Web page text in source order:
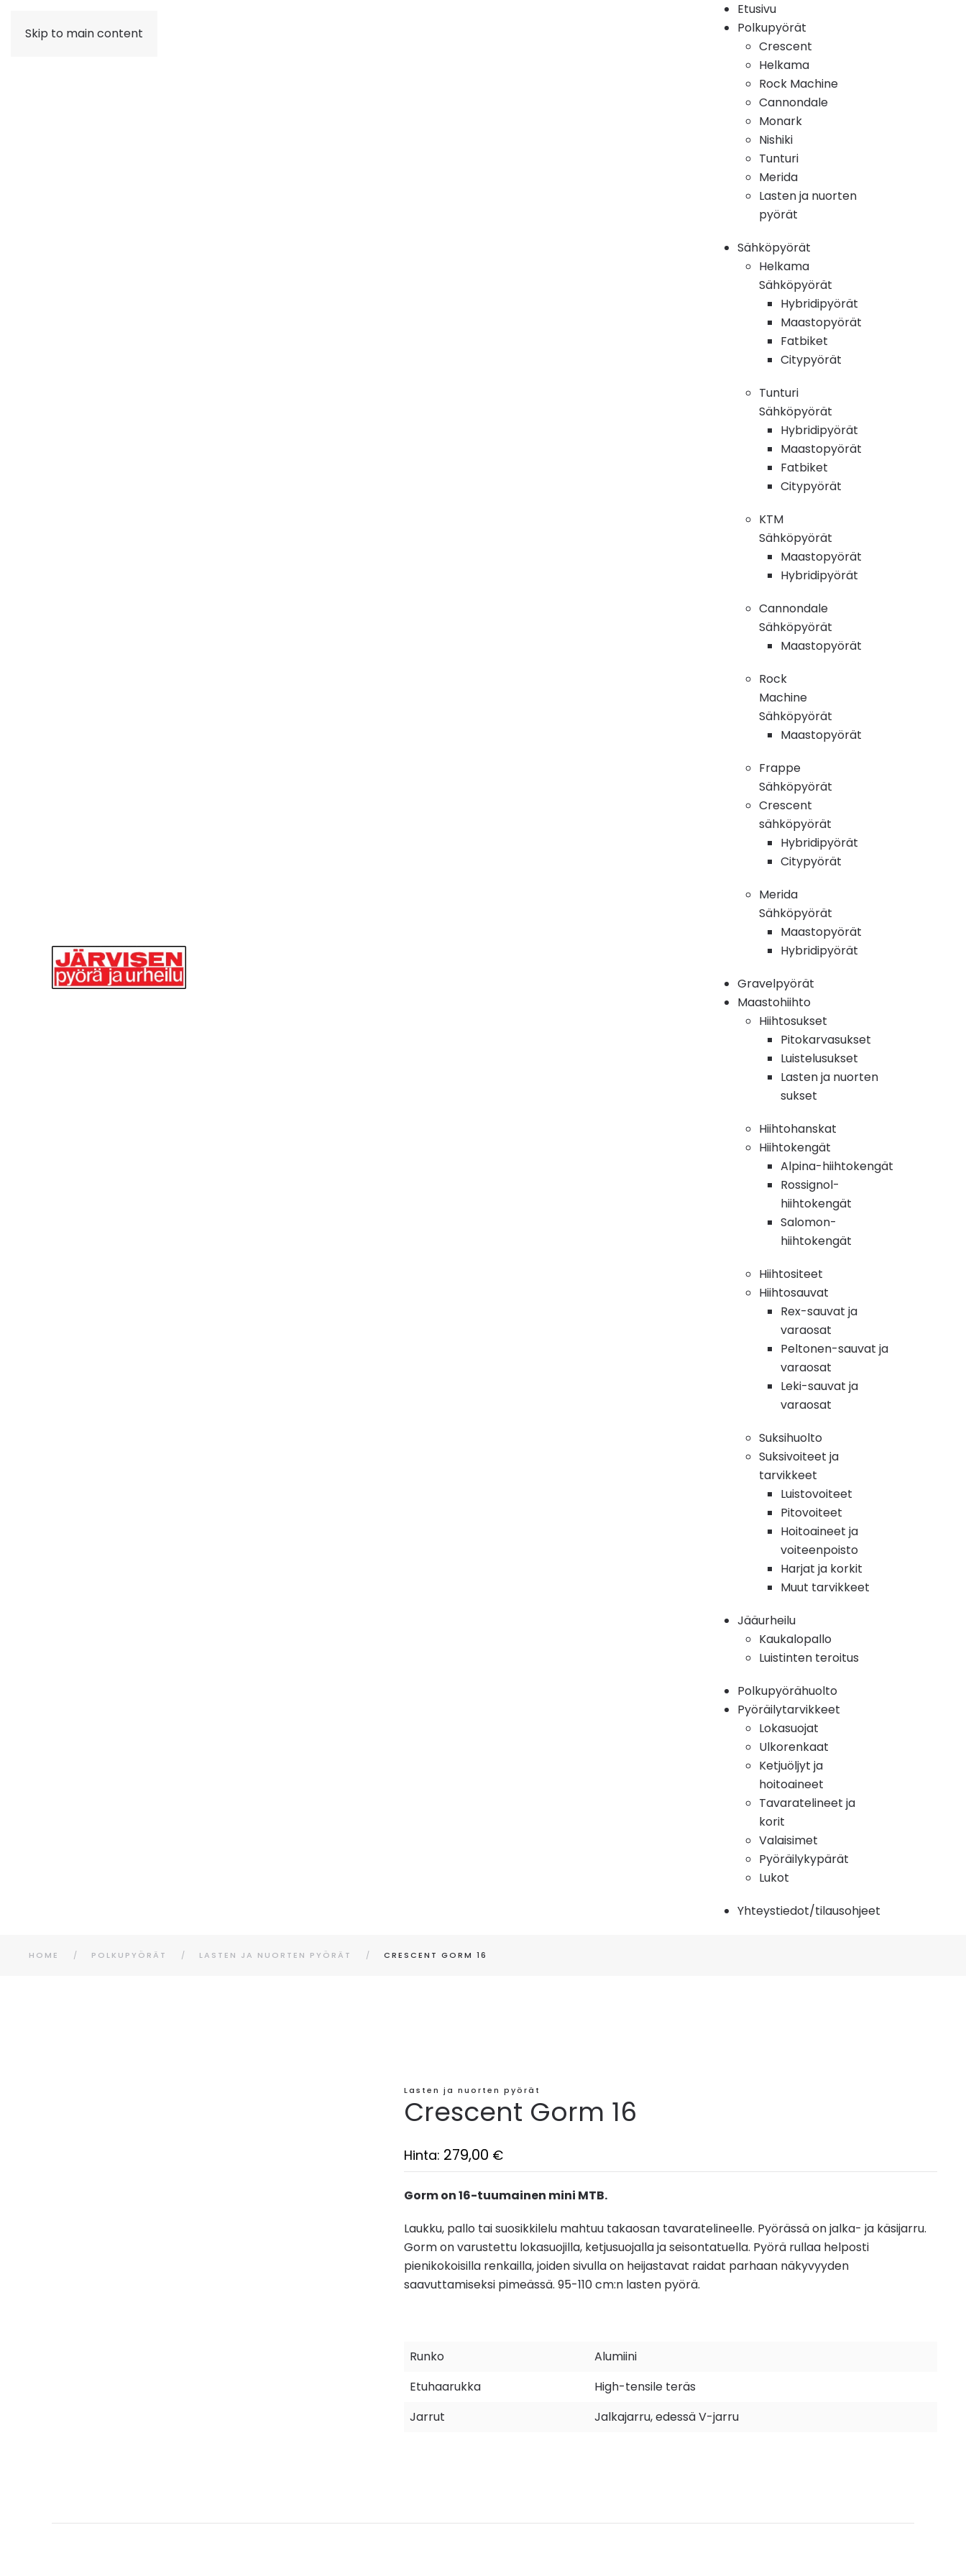
Skip to main content
Etusivu
Polkupyörät
Crescent
Helkama
Rock Machine
Cannondale
Monark
Nishiki
Tunturi
Merida
Lasten ja nuorten
pyörät
Sähköpyörät
Helkama
Sähköpyörät
Hybridipyörät
Maastopyörät
Fatbiket
Citypyörät
Tunturi
Sähköpyörät
Hybridipyörät
Maastopyörät
Fatbiket
Citypyörät
KTM
Sähköpyörät
Maastopyörät
Hybridipyörät
Cannondale
Sähköpyörät
Maastopyörät
Rock
Machine
Sähköpyörät
Maastopyörät
Frappe
Sähköpyörät
Crescent
sähköpyörät
Hybridipyörät
Citypyörät
Merida
Sähköpyörät
Maastopyörät
Hybridipyörät
Gravelpyörät
Maastohiihto
Hiihtosukset
Pitokarvasukset
Luistelusukset
Lasten ja nuorten
sukset
Hiihtohanskat
Hiihtokengät
Alpina-hiihtokengät
Rossignol-
hiihtokengät
Salomon-
hiihtokengät
Hiihtositeet
Hiihtosauvat
Rex-sauvat ja
varaosat
Peltonen-sauvat ja
varaosat
Leki-sauvat ja
varaosat
Suksihuolto
Suksivoiteet ja
tarvikkeet
Luistovoiteet
Pitovoiteet
Hoitoaineet ja
voiteenpoisto
Harjat ja korkit
Muut tarvikkeet
Jääurheilu
Kaukalopallo
Luistinten teroitus
Polkupyörähuolto
Pyöräilytarvikkeet
Lokasuojat
Ulkorenkaat
Ketjuöljyt ja
hoitoaineet
Tavaratelineet ja
korit
Valaisimet
Pyöräilykypärät
Lukot
Yhteystiedot/tilausohjeet
HOME POLKUPYÖRÄT LASTEN JA NUORTEN PYÖRÄT CRESCENT GORM 16
Lasten ja nuorten pyörät
Crescent Gorm 16
Hinta: 279,00 €
Gorm on 16-tuumainen mini MTB.
Laukku, pallo tai suosikkilelu mahtuu takaosan tavaratelineelle. Pyörässä on jalka- ja käsijarru.
Gorm on varustettu lokasuojilla, ketjusuojalla ja seisontatuella. Pyörä rullaa helposti
pienikokoisilla renkailla, joiden sivulla on heijastavat raidat parhaan näkyvyyden
saavuttamiseksi pimeässä. 95-110 cm:n lasten pyörä.
Runko
Alumiini
Etuhaarukka
High-tensile teräs
Jarrut
Jalkajarru, edessä V-jarru